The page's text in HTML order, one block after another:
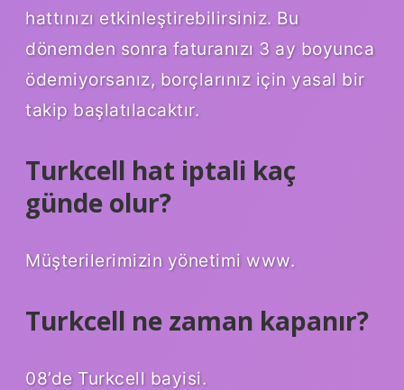
hattınızı etkinleştirebilirsiniz. Bu
dönemden sonra faturanızı 3 ay boyunca
ödemiyorsanız, borçlarınız için yasal bir
takip başlatılacaktır.
Turkcell hat iptali kaç
günde olur?
Müşterilerimizin yönetimi www.
Turkcell ne zaman kapanır?
08’de Turkcell bayisi.